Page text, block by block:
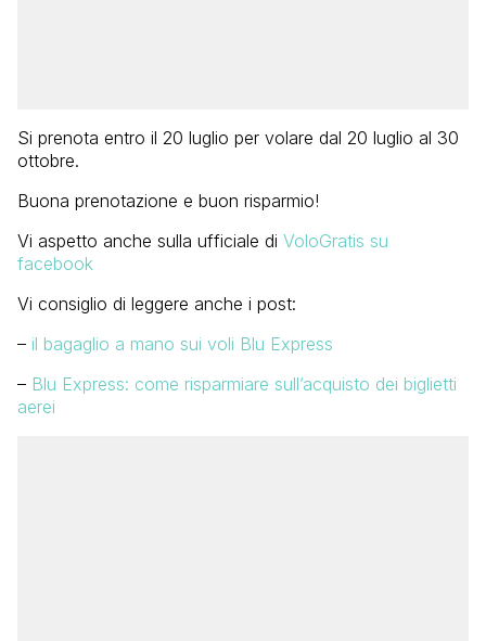
Si prenota entro il 20 luglio per volare dal 20 luglio al 30
ottobre.
Buona prenotazione e buon risparmio!
Vi aspetto anche sulla ufficiale di VoloGratis su
facebook
Vi consiglio di leggere anche i post:
– il bagaglio a mano sui voli Blu Express
– Blu Express: come risparmiare sull’acquisto dei biglietti
aerei